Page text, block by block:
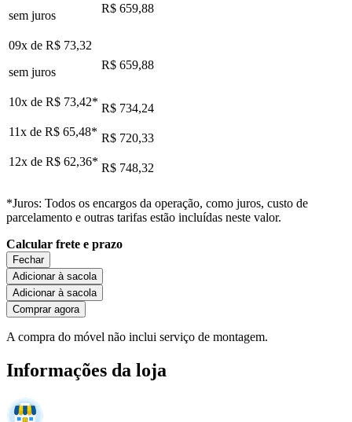
sem juros
R$ 659,88
09x de R$ 73,32
sem juros
R$ 659,88
10x de R$ 73,42* R$ 734,24
11x de R$ 65,48* R$ 720,33
12x de R$ 62,36* R$ 748,32
*Juros: Todos os encargos da operação, como juros, custo de
parcelamento e outras tarifas estão incluídas neste valor.
Calcular frete e prazo
Fechar
Adicionar à sacola
Adicionar à sacola
Comprar agora
A compra do móvel não inclui serviço de montagem.
Informações da loja